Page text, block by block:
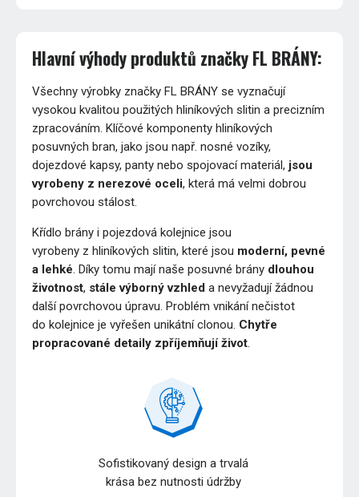
Hlavní výhody produktů značky FL BRÁNY:
Všechny výrobky značky FL BRÁNY se vyznačují
vysokou kvalitou použitých hliníkových slitin a precizním
zpracováním. Klíčové komponenty hliníkových
posuvných bran, jako jsou např. nosné vozíky,
dojezdové kapsy, panty nebo spojovací materiál, jsou
vyrobeny z nerezové oceli, která má velmi dobrou
povrchovou stálost.
Křídlo brány i pojezdová kolejnice jsou
vyrobeny z hliníkových slitin, které jsou moderní, pevné
a lehké. Díky tomu mají naše posuvné brány dlouhou
životnost, stále výborný vzhled a nevyžadují žádnou
další povrchovou úpravu. Problém vnikání nečistot
do kolejnice je vyřešen unikátní clonou. Chytře
propracované detaily zpříjemňují život.
Sofistikovaný design a trvalá
krása bez nutnosti údržby